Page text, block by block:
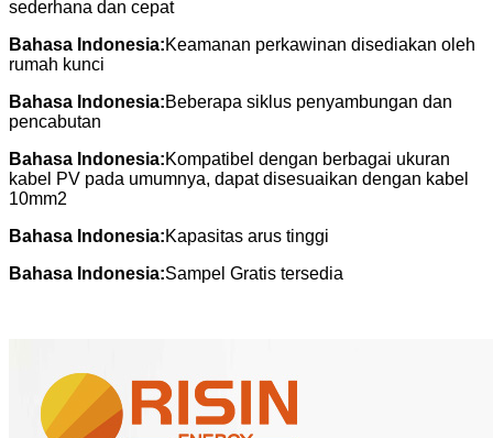
sederhana dan cepat
Bahasa Indonesia:Keamanan perkawinan disediakan oleh
rumah kunci
Bahasa Indonesia:Beberapa siklus penyambungan dan
pencabutan
Bahasa Indonesia:Kompatibel dengan berbagai ukuran
kabel PV pada umumnya, dapat disesuaikan dengan kabel
10mm2
Bahasa Indonesia:Kapasitas arus tinggi
Bahasa Indonesia:Sampel Gratis tersedia